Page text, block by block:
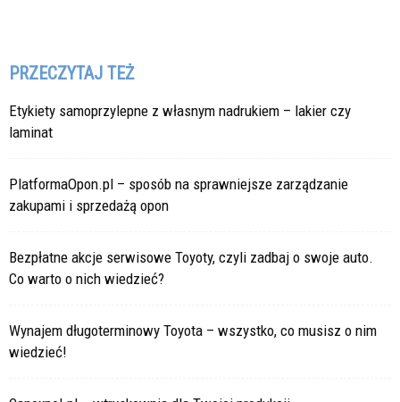
PRZECZYTAJ TEŻ
Etykiety samoprzylepne z własnym nadrukiem – lakier czy
laminat
PlatformaOpon.pl – sposób na sprawniejsze zarządzanie
zakupami i sprzedażą opon
Bezpłatne akcje serwisowe Toyoty, czyli zadbaj o swoje auto.
Co warto o nich wiedzieć?
Wynajem długoterminowy Toyota – wszystko, co musisz o nim
wiedzieć!